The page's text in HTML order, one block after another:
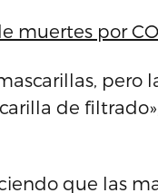
muertes por
de
que las